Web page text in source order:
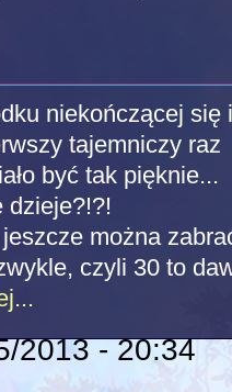
niekończącej się
tajemniczy raz
być tak pięknie...
dzieje?!?!
można
czyli 30 to
2013 - 20:34